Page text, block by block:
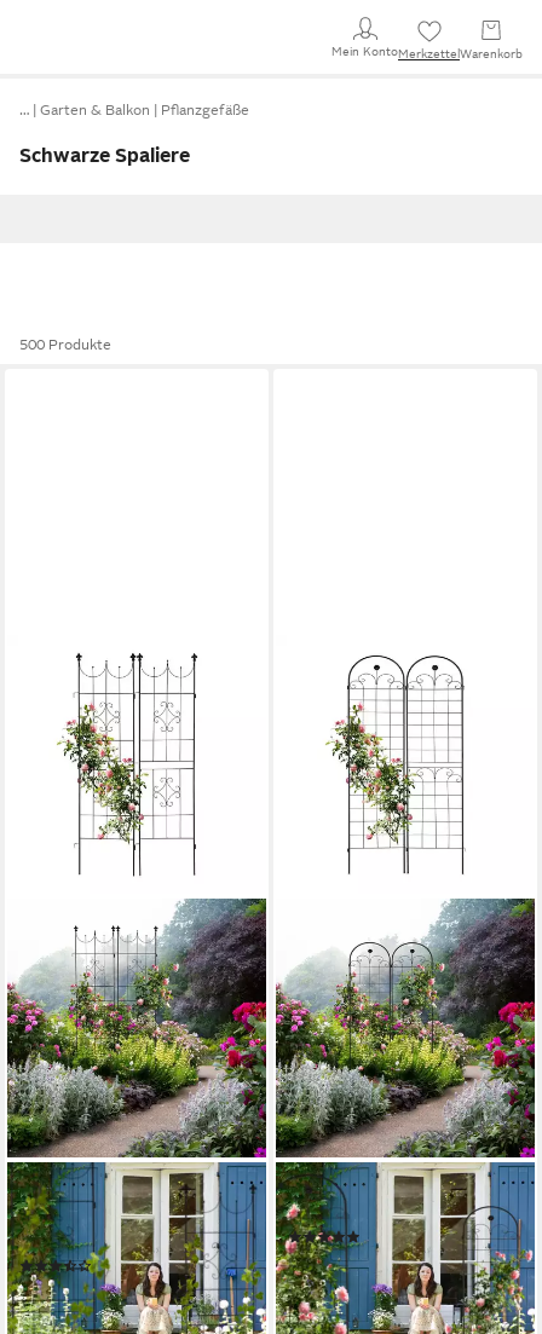
Mein KontoMerkzettel Warenkorb
… Garten & Balkon Pflanzgefäße
Schwarze Spaliere
500 Produkte
RELAXDAYS
Rankgitter 2er Set Rankgitter
aus Metall
(6)
44,99 € UVP69,99 €
-36%
RELAXDAYS
Rankgitter 2er Set 180 cm
(12)
44,99 € UVP 69,99 €
-36%
lieferbar - in 2-3 Werktagen bei dir